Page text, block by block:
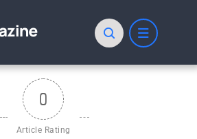
0
Article Rating